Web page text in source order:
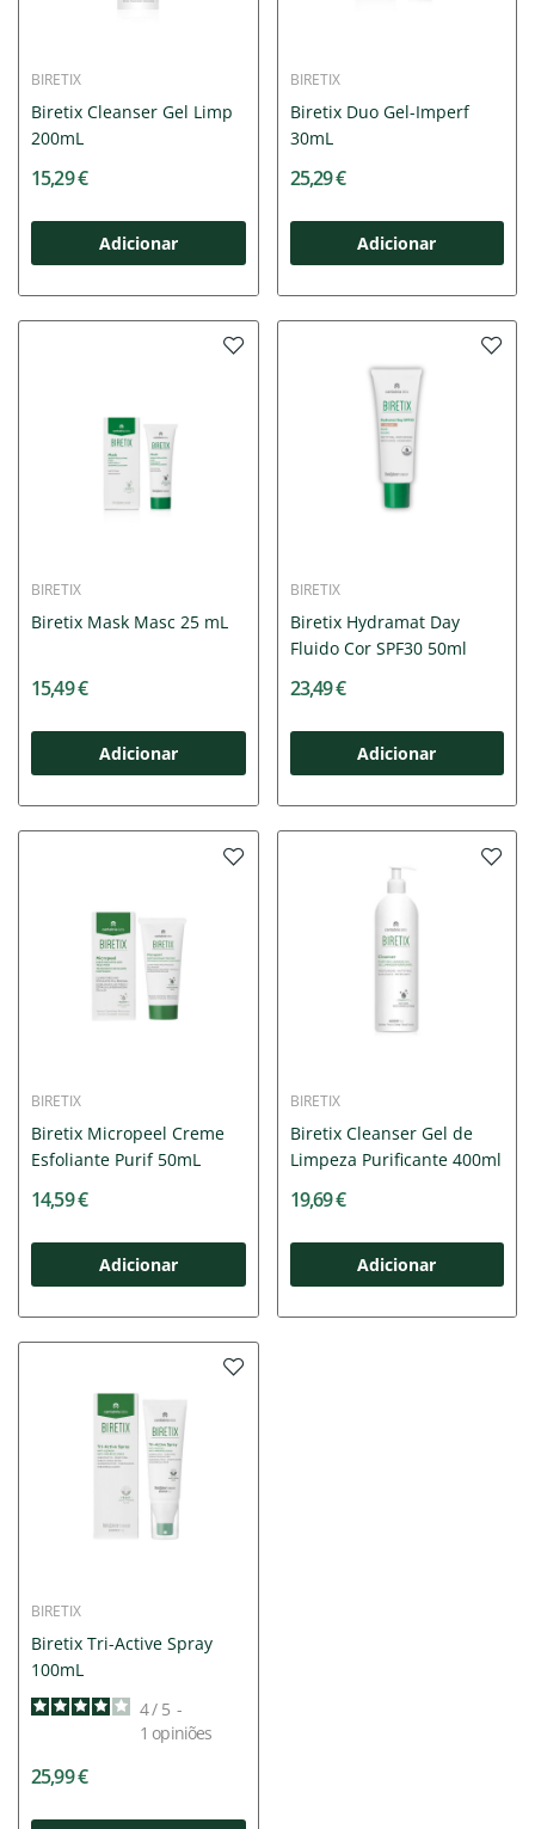
BIRETIX
Biretix Cleanser Gel Limp
200mL
15,29 €
Adicionar
BIRETIX
Biretix Duo Gel-Imperf
30mL
25,29 €
Adicionar
BIRETIX
Biretix Mask Masc 25 mL
15,49 €
Adicionar
BIRETIX
Biretix Hydramat Day
Fluido Cor SPF30 50ml
23,49 €
Adicionar
BIRETIX
Biretix Micropeel Creme
Esfoliante Purif 50mL
14,59 €
Adicionar
BIRETIX
Biretix Cleanser Gel de
Limpeza Purificante 400ml
19,69 €
Adicionar
BIRETIX
Biretix Tri-Active Spray
100mL
4/ 5 -
1 opiniões
25,99 €